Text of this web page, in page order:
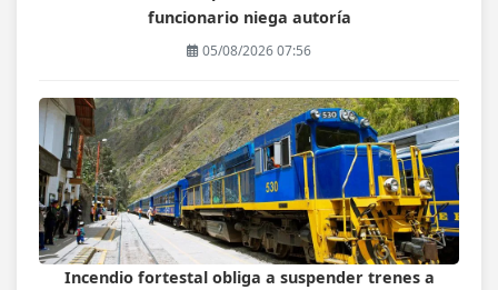
funcionario niega autoría
05/08/2026 07:56
Incendio fortestal obliga a suspender trenes a